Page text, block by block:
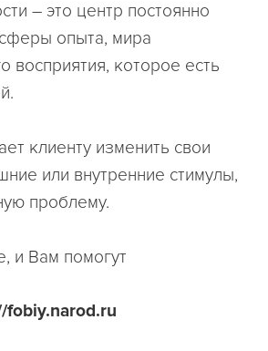
– это центр постоянно
опыта, мира
восприятия, которое есть
клиенту изменить свои
или внутренние стимулы,
проблему.
и Вам помогут
fobiy.narod.ru